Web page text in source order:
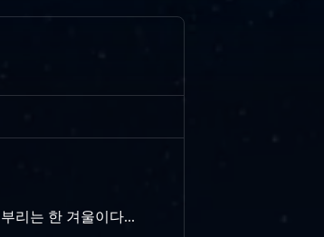
리는 한 겨울이다...